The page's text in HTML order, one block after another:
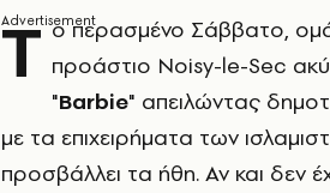
Τ ο περασμένο Σάββατο,
προάστιο Noisy-le-Sec
"Barbie" απειλώντας
με τα επιχειρήματα των
προσβάλλει τα ήθη. Αν και δεν